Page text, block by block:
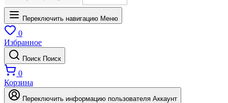
Переключить навигацию Меню
0
Избранное
Поиск Поиск
0
Корзина
Переключить информацию пользователя Аккаунт